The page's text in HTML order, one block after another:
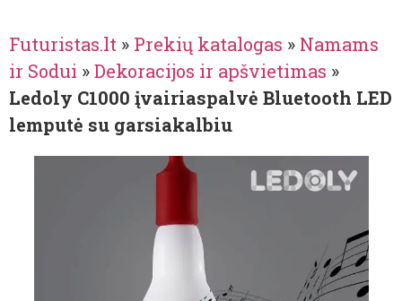
Futuristas.lt » Prekių katalogas » Namams
ir Sodui »Dekoracijos ir apšvietimas »
Ledoly C1000 įvairiaspalvė Bluetooth LED
lemputė su garsiakalbiu